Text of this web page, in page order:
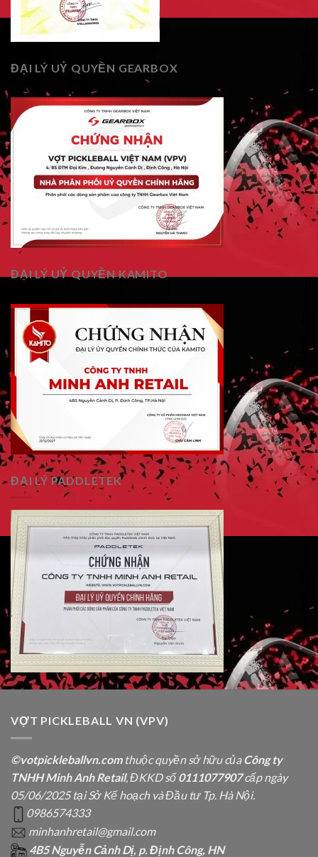
ĐẠI LÝ UỶ QUYỀN GEARBOX
ĐẠI LÝ UỶ QUYỀN KAMITO
ĐẠI LÝ PADDLETEK
VỢT PICKLEBALL VN (VPV)
©votpickleballvn.comthuộc quyền sở hữu củaCông ty
TNHH Minh Anh Retail, ĐKKD số0111077907cấp ngày
05/06/2025 tại Sở Kế hoạch và Đầu tư Tp. Hà Nội.
0986574333
minhanhretail@gmail.com
4B5 Nguyễn Cảnh Dị, p. Định Công, HN